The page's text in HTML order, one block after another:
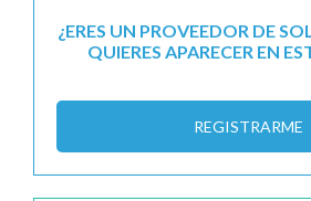
¿ERES UN PROVEEDOR DE
QUIERES APARECER EN
REGISTRARME